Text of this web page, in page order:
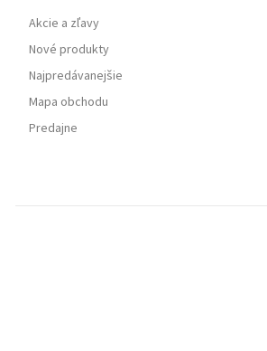
Akcie a zľavy
Nové produkty
Najpredávanejšie
Mapa obchodu
Predajne